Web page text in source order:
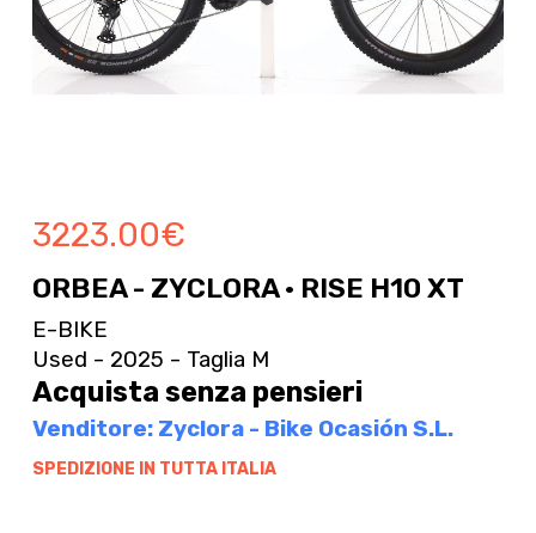
3223.00€
ORBEA - ZYCLORA · RISE H10 XT
E-BIKE
Used - 2025 - Taglia M
Acquista senza pensieri
Venditore: Zyclora - Bike Ocasión S.L.
SPEDIZIONE IN TUTTA ITALIA